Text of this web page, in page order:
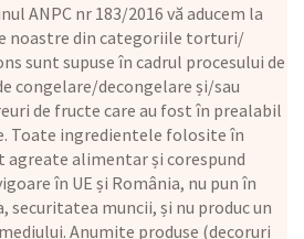
ANPC nr 183/2016 vă aducem la
noastre din categoriile torturi/
sunt supuse în cadrul procesului de
congelare/decongelare și/sau
de fructe care au fost în prealabil
Toate ingredientele folosite în
alimentar și corespund
în UE și România, nu pun în
securitatea muncii, și nu produc un
Anumite produse (decoruri